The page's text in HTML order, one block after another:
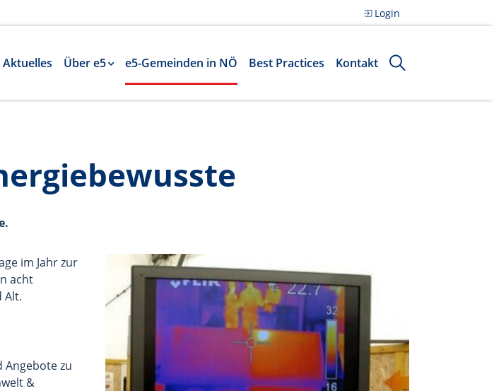
Login
Aktuelles Über e5 e5-Gemeinden in NÖ Best Practices Kontakt
im Jahr zur
acht
Alt.
zu
&